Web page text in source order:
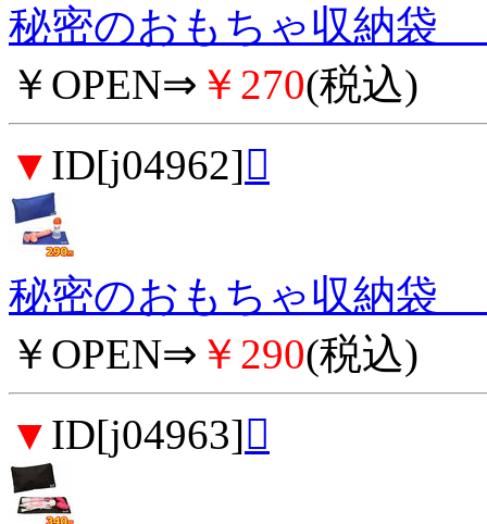
秘密のおもちゃ収納袋
￥OPEN⇒ ￥270(税込)
▼ ID[j04962]
秘密のおもちゃ収納袋
￥OPEN⇒ ￥290(税込)
▼ ID[j04963]